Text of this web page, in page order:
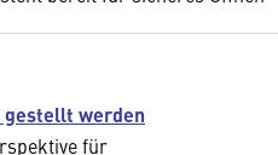
gestellt werden
für